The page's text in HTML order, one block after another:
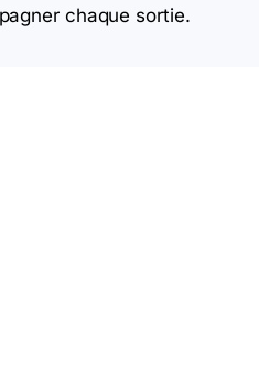
chaque sortie.